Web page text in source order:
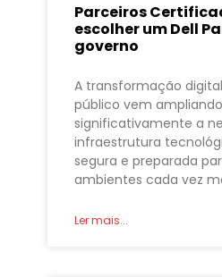
Parceiros
escolher um Dell
governo
A transformação
público vem ampliando
significativamente a
infraestrutura
segura e preparada
ambientes cada vez
Ler mais...